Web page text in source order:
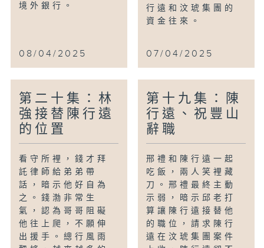
境外銀行。
08/04/2025
行遠和汶琥集團的
資金往來。
07/04/2025
第二十集：林
強接替陳行遠
的位置
看守所裡，錢才拜
託律師給弟弟帶
話，暗示他好自為
之。錢渤非常生
氣，認為哥哥阻礙
他往上爬，不願伸
出援手。總行風雨
第十九集：陳
行遠、祝豐山
辭職
邢禮和陳行遠一起
吃飯，兩人笑裡藏
刀。邢禮最終主動
示弱，暗示邱老打
算讓陳行遠接替他
的職位，請求陳行
遠在汶琥集團案件